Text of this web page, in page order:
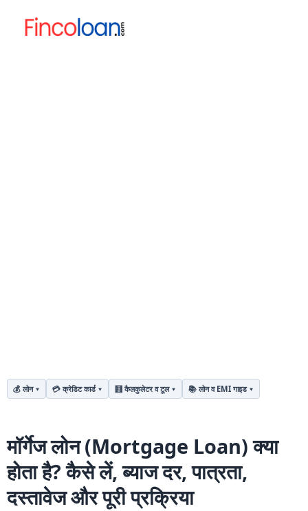
💰 लोन 💳 क्रेडिट कार्ड 🧮 कैलकुलेटर व टूल 📚 लोन व EMI गाइड
मॉर्गेज लोन (Mortgage Loan) क्या
होता है? कैसे लें, ब्याज दर, पात्रता,
दस्तावेज और पूरी प्रक्रिया